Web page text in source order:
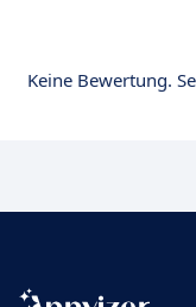
Keine Bewertung.